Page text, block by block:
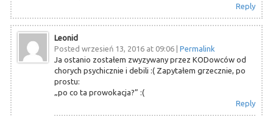
Reply
Leonid
Posted wrzesień 13, 2016 at 09:06| Permalink
Ja ostanio zostałem zwyzywany przez KODowców od
chorych psychicznie i debili :( Zapytałem grzecznie, po
prostu:
„po co ta prowokacja?” :(
Reply